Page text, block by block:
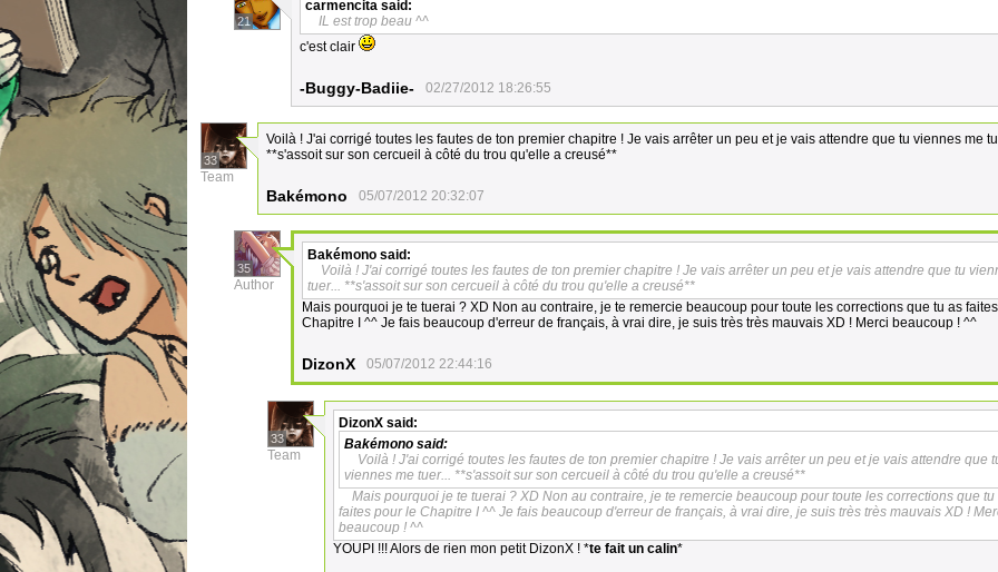
21
carmencita said:
IL est trop beau ^^
c'est clair
-Buggy-Badiie- 02/27/2012 18:26:55
33
Team
Voilà ! J'ai corrigé toutes les fautes de ton premier chapitre ! Je vais arrêter un peu et je vais attendre que tu viennes me
**s'assoit sur son cercueil à côté du trou qu'elle a creusé**
Bakémono 05/07/2012 20:32:07
35
Author
Bakémono said:
Voilà ! J'ai corrigé toutes les fautes de ton premier chapitre ! Je vais arrêter un peu et je vais attendre que tu
tuer... **s'assoit sur son cercueil à côté du trou qu'elle a creusé**
Mais pourquoi je te tuerai ? XD Non au contraire, je te remercie beaucoup pour toute les corrections que tu as
Chapitre I ^^ Je fais beaucoup d'erreur de français, à vrai dire, je suis très très mauvais XD ! Merci beaucoup ! ^^
DizonX 05/07/2012 22:44:16
33
Team
DizonX said:
Bakémono said:
Voilà ! J'ai corrigé toutes les fautes de ton premier chapitre ! Je vais arrêter un peu et je vais attendre que
viennes me tuer... **s'assoit sur son cercueil à côté du trou qu'elle a creusé**
Mais pourquoi je te tuerai ? XD Non au contraire, je te remercie beaucoup pour toute les corrections que tu
faites pour le Chapitre I ^^ Je fais beaucoup d'erreur de français, à vrai dire, je suis très très mauvais XD !
beaucoup ! ^^
YOUPI !!! Alors de rien mon petit DizonX ! *te fait un calin*